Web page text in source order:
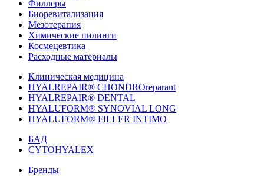
Филлеры
Биоревитализация
Мезотерапия
Химические пилинги
Космецевтика
Расходные материалы
Клиническая медицина
HYALREPAIR® CHONDROreparant
HYALREPAIR® DENTAL
HYALUFORM® SYNOVIAL LONG
HYALUFORM® FILLER INTIMO
БАД
CYTOHYALEX
Бренды